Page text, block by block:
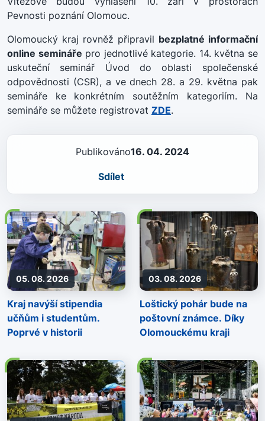
Pevnosti poznání Olomouc.
Olomoucký kraj rovněž připravil bezplatné informační
online semináře pro jednotlivé kategorie. 14. května se
uskuteční seminář Úvod do oblasti společenské
odpovědnosti (CSR), a ve dnech 28. a 29. května pak
semináře ke konkrétním soutěžním kategoriím. Na
semináře se můžete registrovat ZDE.
Publikováno16. 04. 2024
Sdílet
05. 08. 2026
Kraj navýší stipendia
učňům i studentům.
Poprvé v historii
03. 08. 2026
Loštický pohár bude na
poštovní známce. Díky
Olomouckému kraji